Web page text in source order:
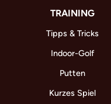
TRAINING
Tipps & Tricks
Indoor-Golf
Putten
Kurzes Spiel